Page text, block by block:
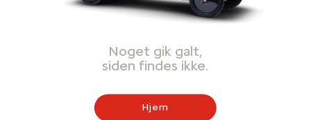
Noget gik galt,
siden findes ikke.
Hjem